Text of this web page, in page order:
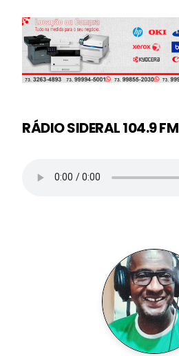
RÁDIO SIDERAL 104.9 FM